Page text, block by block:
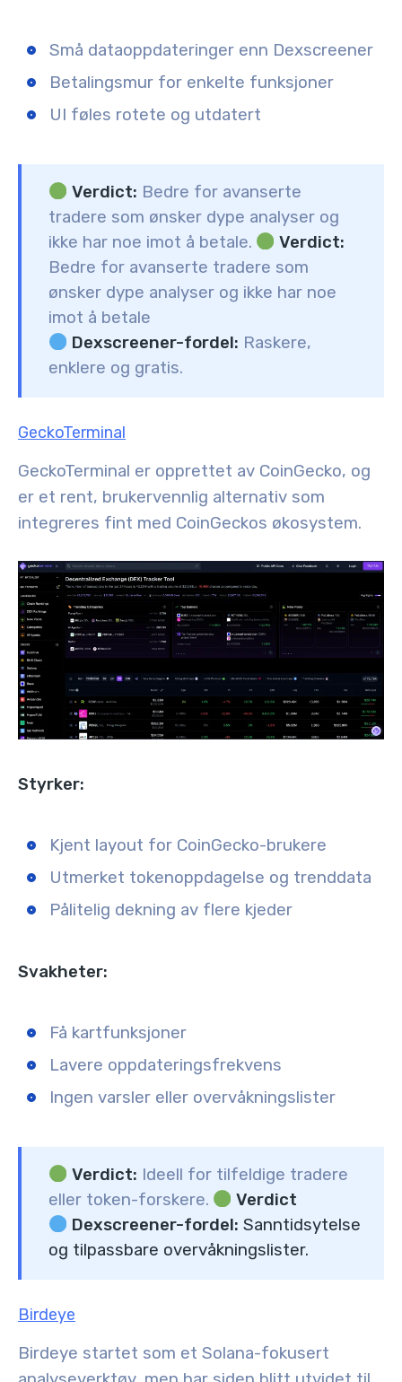
Små dataoppdateringer enn Dexscreener
Betalingsmur for enkelte funksjoner
UI føles rotete og utdatert
Verdict: Bedre for avanserte
tradere som ønsker dype analyser og
ikke har noe imot å betale.
Verdict:
Bedre for avanserte tradere som
ønsker dype analyser og ikke har noe
imot å betale
Dexscreener-fordel: Raskere,
enklere og gratis.
GeckoTerminal
GeckoTerminal er opprettet av CoinGecko, og
er et rent, brukervennlig alternativ som
integreres fint med CoinGeckos økosystem.
Styrker:
Kjent layout for CoinGecko-brukere
Utmerket tokenoppdagelse og trenddata
Pålitelig dekning av flere kjeder
Svakheter:
Få kartfunksjoner
Lavere oppdateringsfrekvens
Ingen varsler eller overvåkningslister
Verdict: Ideell for tilfeldige tradere
eller token-forskere.
Verdict
Dexscreener-fordel: Sanntidsytelse
og tilpassbare overvåkningslister.
Birdeye
Birdeye startet som et Solana-fokusert